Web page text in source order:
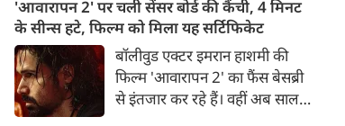
साझा किया है।
खबर आती है, तो फैंस का दिल टूट
जाता है। टीवी इंडस्ट्री के मशहूर और
टैलेंटेड एक्टर गौरव खन्ना और उनकी
पत्नी व एक्ट्रेस आकांक्षा चमोला इन
दिनों अपने रिश्ते को लेकर जबरदस्त
'आवारापन 2' पर चली सेंसर बोर्ड की कैंची, 4 मिनट
के सीन्स हटे, फिल्म को मिला यह सर्टिफिकेट
बॉलीवुड एक्टर इमरान हाशमी की
फिल्म 'आवारापन 2' का फैंस बेसब्री
से इंतजार कर रहे हैं। वहीं अब साल